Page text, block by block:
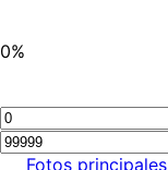
0%
Fotos principales